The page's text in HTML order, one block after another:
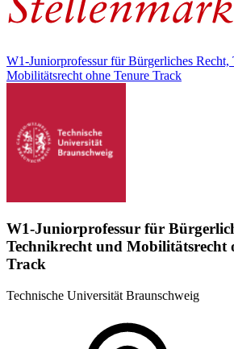
W1-Juniorprofessur für Bürgerliches Recht,
Mobilitätsrecht ohne Tenure Track
W1-Juniorprofessur für
Technikrecht und Mobilitätsrecht
Track
Technische Universität Braunschweig